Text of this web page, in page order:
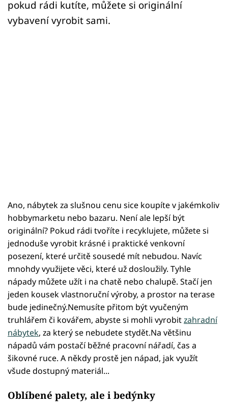
pokud rádi kutíte, můžete si originální
vybavení vyrobit sami.
Ano, nábytek za slušnou cenu sice koupíte v jakémkoliv
hobbymarketu nebo bazaru. Není ale lepší být
originální? Pokud rádi tvoříte i recyklujete, můžete si
jednoduše vyrobit krásné i praktické venkovní
posezení, které určitě sousedé mít nebudou. Navíc
mnohdy využijete věci, které už dosloužily. Tyhle
nápady můžete užít i na chatě nebo chalupě. Stačí jen
jeden kousek vlastnoruční výroby, a prostor na terase
bude jedinečný.Nemusíte přitom být vyučeným
truhlářem či kovářem, abyste si mohli vyrobitzahradní
nábytek, za který se nebudete stydět.Na většinu
nápadů vám postačí běžné pracovní nářadí, čas a
šikovné ruce. A někdy prostě jen nápad, jak využít
všude dostupný materiál...
Oblíbené palety, ale i bedýnky